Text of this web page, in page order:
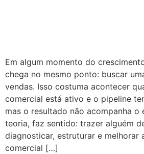
Em algum momento do
chega no mesmo ponto: buscar
vendas. Isso costuma acontecer
comercial está ativo e o pipeline
mas o resultado não acompanha o
teoria, faz sentido: trazer alguém
diagnosticar, estruturar e melhorar
comercial […]